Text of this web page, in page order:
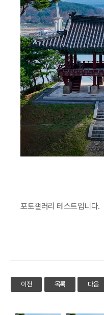
포토갤러리 테스트입니다.
이전 목록 다음